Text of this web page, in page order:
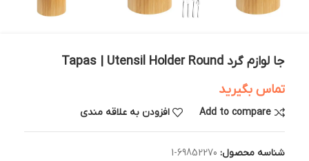
جا لوازم گرد Tapas | Utensil Holder Round
تماس بگیرید
Add to compare افزودن به علاقه مندی
شناسه محصول: 69852270-1